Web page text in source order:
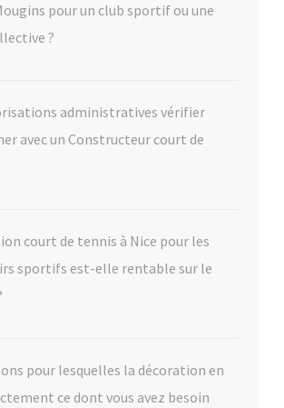
pour un club sportif ou une
?
administratives vérifier
avec un Constructeur court de
court de tennis à Nice pour les
sportifs est-elle rentable sur le
pour lesquelles la décoration en
ce dont vous avez besoin